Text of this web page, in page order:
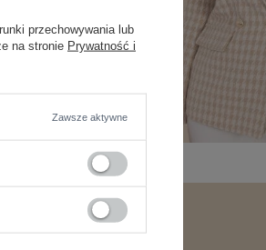
przechowywania lub
na stronie Prywatność i
Zawsze aktywne